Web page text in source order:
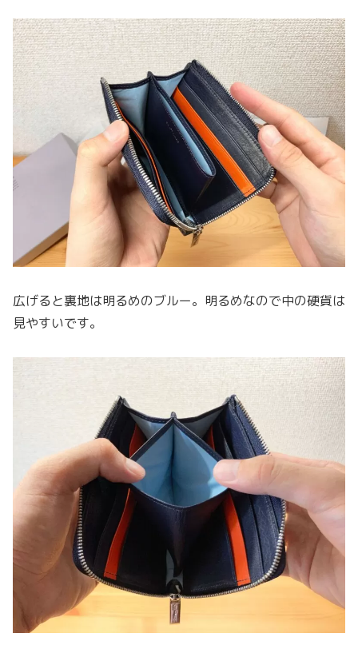
広げると裏地は明るめのブルー。明るめなので中の硬貨は
見やすいです。